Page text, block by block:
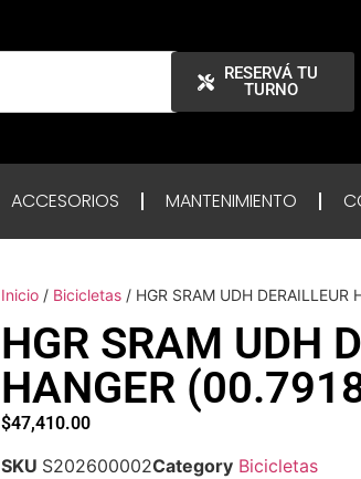
RESERVÁ TU
TURNO
ACCESORIOS MANTENIMIENTO
Inicio / Bicicletas / HGR SRAM UDH
HGR SRAM UDH
HANGER
$47,410.00
SKU S202600002Category Bicicletas